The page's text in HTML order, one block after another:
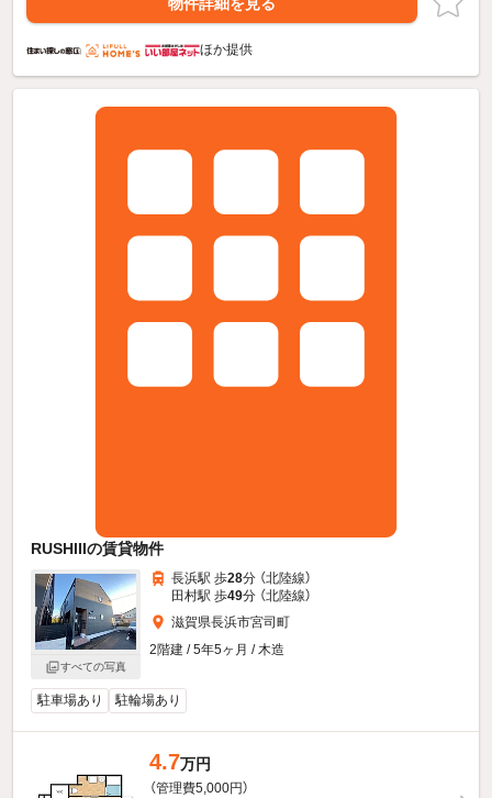
物件詳細を見る
ほか提供
RUSHIIIの賃貸物件
すべての写真
長浜駅 歩28分 （北陸線）
田村駅 歩49分 （北陸線）
滋賀県長浜市宮司町
2階建 / 5年5ヶ月 / 木造
駐車場あり 駐輪場あり
4.7万円
（管理費5,000円）